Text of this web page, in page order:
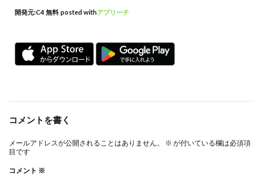
開発元:C4 無料 posted withアプリーチ
コメントを書く
メールアドレスが公開されることはありません。 ※ が付いている欄は必須項
目です
コメント ※